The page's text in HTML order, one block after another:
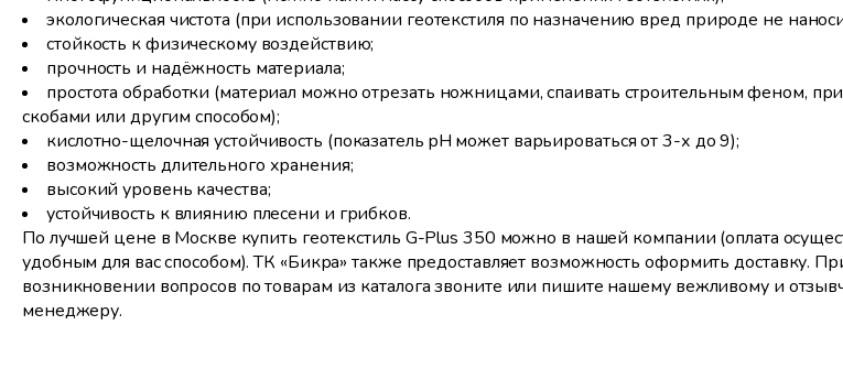
экологическая чистота (при использовании геотекстиля по назначению вред природе не
стойкость к физическому воздействию;
прочность и надёжность материала;
простота обработки (материал можно отрезать ножницами, спаивать строительным феном,
скобами или другим способом);
кислотно-щелочная устойчивость (показатель pH может варьироваться от 3-х до 9);
возможность длительного хранения;
высокий уровень качества;
устойчивость к влиянию плесени и грибков.
По лучшей цене в Москве купить геотекстиль G-Plus 350 можно в нашей компании (оплата
удобным для вас способом). ТК «Бикра» также предоставляет возможность оформить доставку.
возникновении вопросов по товарам из каталога звоните или пишите нашему вежливому и
менеджеру.